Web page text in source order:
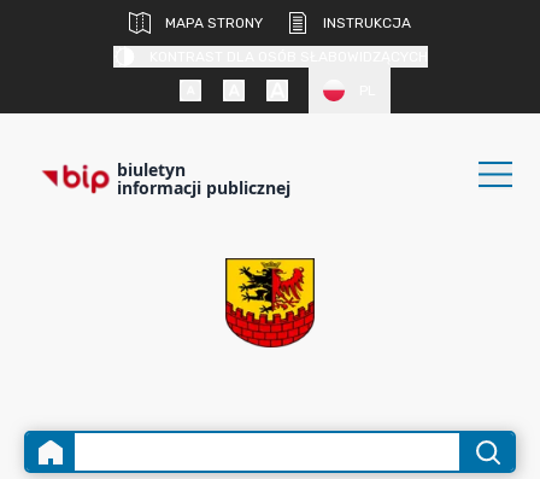
MAPA STRONY
INSTRUKCJA
biuletyn
informacji publicznej